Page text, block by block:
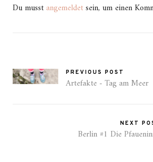
Du musst angemeldetsein, um einen
PREVIOUS POST
Artefakte - Tag am Meer
NEXT
Berlin #1 Die